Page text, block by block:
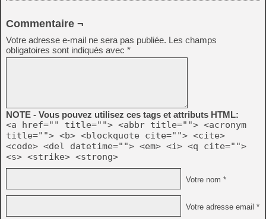
Commentaire ¬
Votre adresse e-mail ne sera pas publiée. Les champs
obligatoires sont indiqués avec *
NOTE - Vous pouvez utilisez ces tags et attributs HTML:
<a href="" title=""> <abbr title=""> <acronym
title=""> <b> <blockquote cite=""> <cite>
<code> <del datetime=""> <em> <i> <q cite="">
<s> <strike> <strong>
Votre nom *
Votre adresse email *